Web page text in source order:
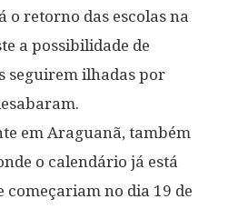
o retorno das escolas na
a possibilidade de
seguirem ilhadas por
em Araguanã, também
o calendário já está
começariam no dia 19 de